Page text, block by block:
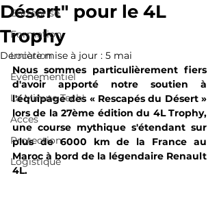
Entreprise
Formation
Location
Événementiel
La Minute Tech'
Acces
Protection
Logistique
Désert" pour le 4L
Trophy
Dernière mise à jour : 5 mai
Nous sommes particulièrement fiers
d'avoir apporté notre soutien à
l'équipage des « Rescapés du Désert »
lors de la 27ème édition du 4L Trophy,
une course mythique s'étendant sur
plus de 6000 km de la France au
Maroc à bord de la légendaire Renault
4L.